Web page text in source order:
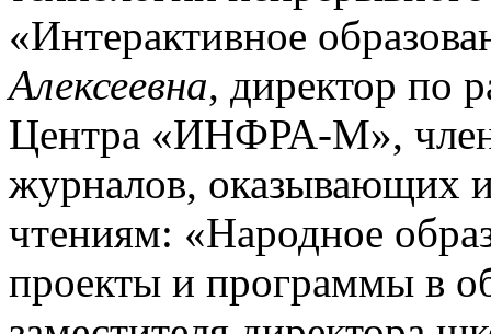
«Интерактивное
Алексеевна, директор по
Центра «ИНФРА-М»,
журналов, оказывающих
чтениям: «Народное
проекты и программы в